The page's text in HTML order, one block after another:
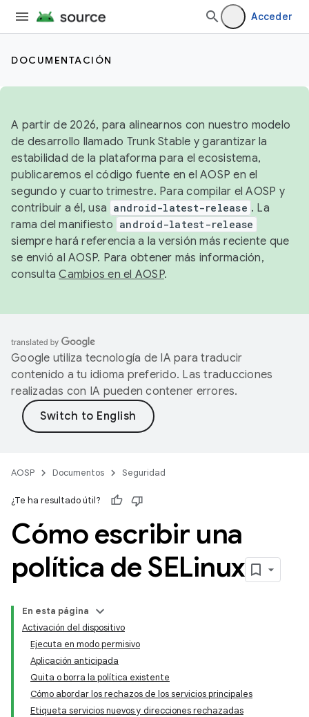
Acceder
DOCUMENTACIÓN
A partir de 2026, para alinearnos con nuestro modelo
de desarrollo llamado Trunk Stable y garantizar la
estabilidad de la plataforma para el ecosistema,
publicaremos el código fuente en el AOSP en el
segundo y cuarto trimestre. Para compilar el AOSP y
contribuir a él, usa android-latest-release . La
rama del manifiesto android-latest-release
siempre hará referencia a la versión más reciente que
se envió al AOSP. Para obtener más información,
consultaCambios en el AOSP.
Google utiliza tecnología de IA para traducir
contenido a tu idioma preferido. Las traducciones
realizadas con IA pueden contener errores.
AOSP Documentos Seguridad
¿Te ha resultado útil?
Cómo escribir una
política de SELinux
En esta página
Activación del dispositivo
Ejecuta en modo permisivo
Aplicación anticipada
Quita o borra la política existente
Cómo abordar los rechazos de los servicios principales
Etiqueta servicios nuevos y direcciones rechazadas